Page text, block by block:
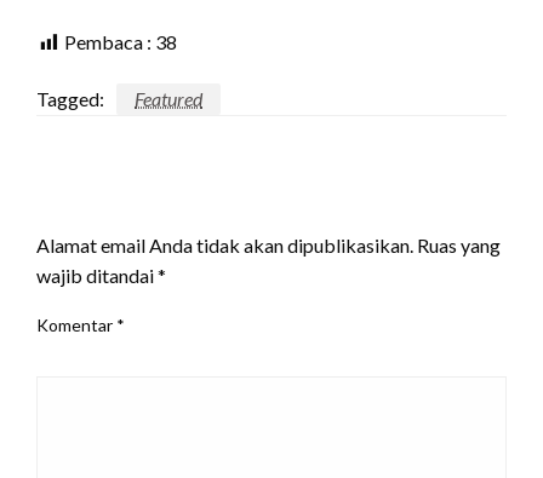
Pembaca : 38
Tagged: Featured
Alamat email Anda tidak akan dipublikasikan. Ruas yang
wajib ditandai*
Komentar *